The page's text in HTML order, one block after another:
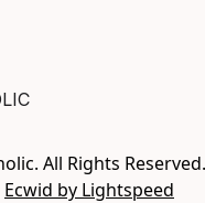
All Rights Reserved.
Ecwid by Lightspeed